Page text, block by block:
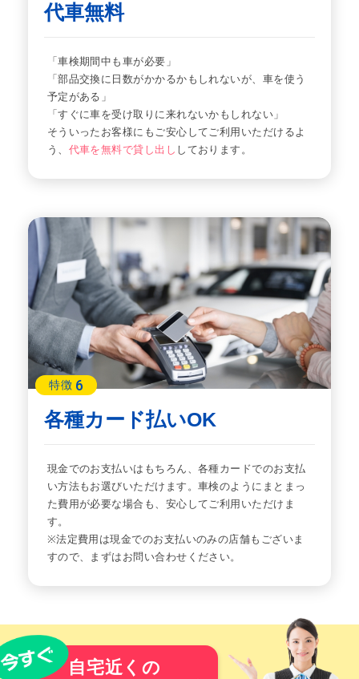
代車無料
「車検期間中も車が必要」
「部品交換に日数がかかるかもしれないが、車を使う
予定がある」
「すぐに車を受け取りに来れないかもしれない」
そういったお客様にもご安心してご利用いただけるよ
う、 代車を無料で貸し出し しております。
特徴 6
各種カード払いOK
現金でのお支払いはもちろん、各種カードでのお支払
い方法もお選びいただけます。車検のようにまとまっ
た費用が必要な場合も、安心してご利用いただけま
す。
※法定費用は現金でのお支払いのみの店舗もございま
すので、まずはお問い合わせください。
自宅近くの